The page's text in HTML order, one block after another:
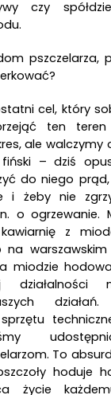
czy
pszczelarza,
cel, który
ten
ale walczymy
– dziś
do niego
żeby nie
o ogrzewanie.
z
miodzie
To
hoduje
życie